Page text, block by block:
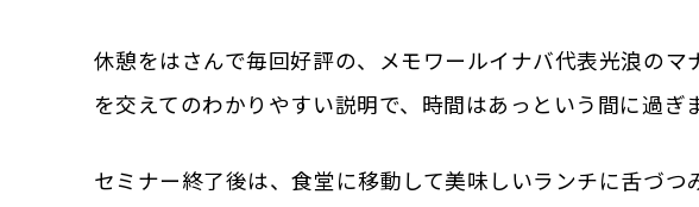
休憩をはさんで毎回好評の、メモワールイナバ代表光浪のマ
を交えてのわかりやすい説明で、時間はあっという間に過ぎ
セミナー終了後は、食堂に移動して美味しいランチに舌づつ